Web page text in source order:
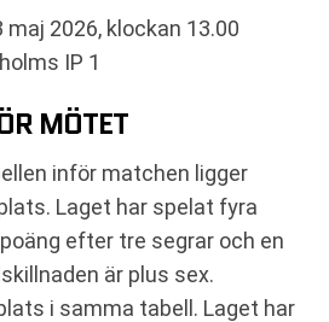
2026, klockan 13.00
IP 1
MÖTET
inför matchen ligger
Laget har spelat fyra
efter tre segrar och en
är plus sex.
i samma tabell. Laget har